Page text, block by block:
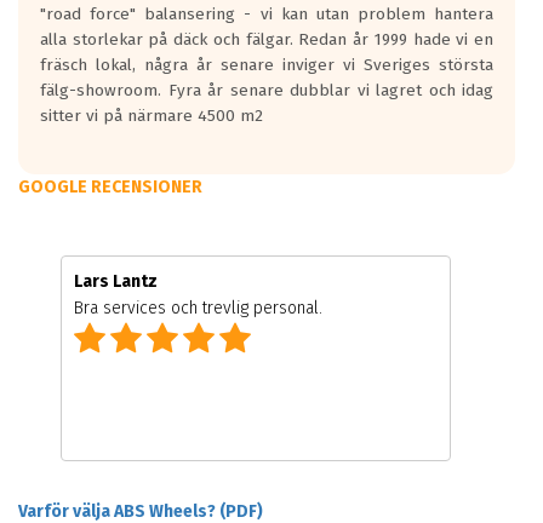
"road force" balansering - vi kan utan problem hantera
alla storlekar på däck och fälgar. Redan år 1999 hade vi en
fräsch lokal, några år senare inviger vi Sveriges största
fälg-showroom. Fyra år senare dubblar vi lagret och idag
sitter vi på närmare 4500 m2
GOOGLE RECENSIONER
Lars Lantz
Bra services och trevlig personal.
Varför välja ABS Wheels? (PDF)